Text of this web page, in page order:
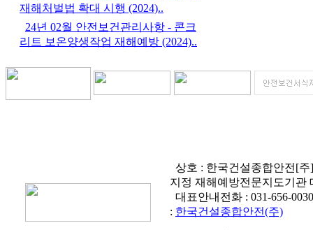
재해처벌법 확대 시행 (2024)..
24년 02월 안전보건관리사항 - 콘크
리트 보온양생작업 재해예방 (2024)..
상호 : 한국건설종합안전[
지정 재해예방전문지도기관
대표안내전화 : 031-656-0030
: 한국건설종합안전(주)